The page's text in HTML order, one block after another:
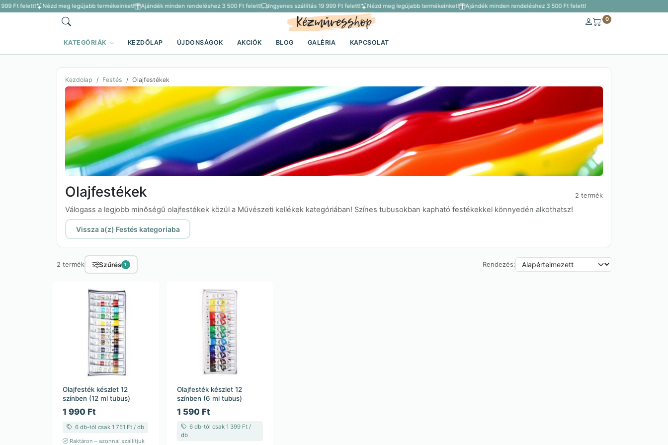
Ft felett! Nézd meg legújabb termékeinket! Ajándék minden rendeléshez 3 500 Ft felett! Ingyenes szállítás 19 999 Ft felett! Nézd meg legújabb termékeinket! Ajándék minden rendeléshez 3 500 Ft felett!
0
KATEGÓRIÁK KEZDŐLAP ÚJDONSÁGOK AKCIÓK BLOG GALÉRIA KAPCSOLAT
Kezdolap Festés Olajfestékek
Olajfestékek 2 termék
Válogass a legjobb minőségű olajfestékek közül a Művészeti kellékek kategóriában! Színes tubusokban kapható festékekkel könnyedén alkothatsz!
Vissza a(z) Festés kategoriaba
2 termék Szűrés 1 Rendezés:
Olajfesték készlet 12
színben (12 ml tubus)
1 990 Ft
6 db-tól csak 1 751 Ft / db
Raktáron – azonnal szállítjuk
Olajfesték készlet 12
színben (6 ml tubus)
1 590 Ft
6 db-tól csak 1 399 Ft /
db